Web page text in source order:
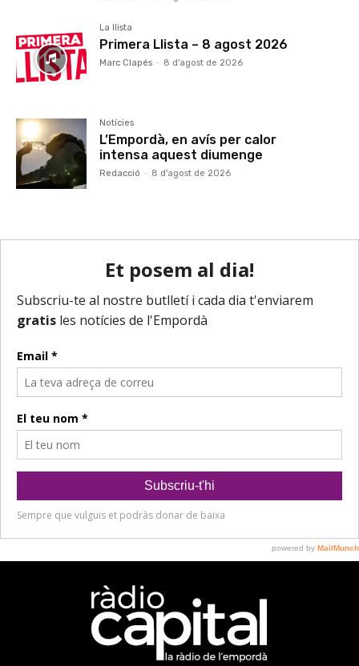
La llista
Primera Llista – 8 agost 2026
Marc Clapés - 8 d'agost de 2026
Notícies
L’Empordà, en avís per calor
intensa aquest diumenge
Redacció - 8 d'agost de 2026